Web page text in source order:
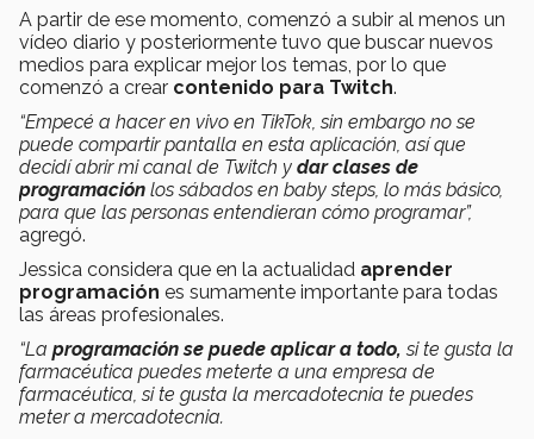
A partir de ese momento, comenzó a subir al menos un
vídeo diario y posteriormente tuvo que buscar nuevos
medios para explicar mejor los temas, por lo que
comenzó a crear contenido para Twitch.
“Empecé a hacer en vivo en TikTok, sin embargo no se
puede compartir pantalla en esta aplicación, así que
decidí abrir mi canal de Twitch y dar clases de
programación los sábados en baby steps, lo más básico,
para que las personas entendieran cómo programar”,
agregó.
Jessica considera que en la actualidad aprender
programación es sumamente importante para todas
las áreas profesionales.
“La programación se puede aplicar a todo, si te gusta la
farmacéutica puedes meterte a una empresa de
farmacéutica, si te gusta la mercadotecnia te puedes
meter a mercadotecnia.